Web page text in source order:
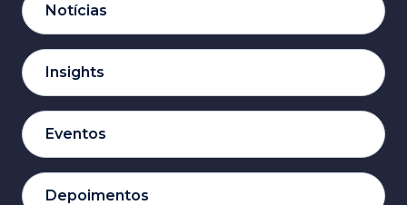
Notícias
Insights
Eventos
Depoimentos